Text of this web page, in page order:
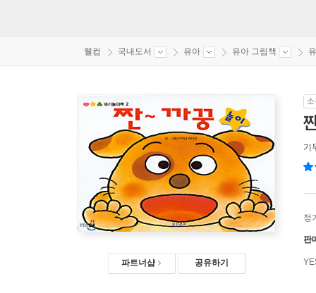
웰컴 국내도서 유아 유아 그림책
파트너샵 공유하기
기
정
판